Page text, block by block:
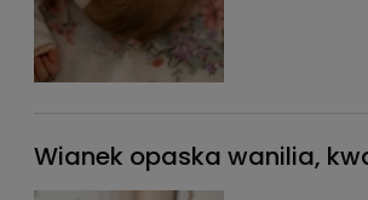
Wianek opaska wanilia,